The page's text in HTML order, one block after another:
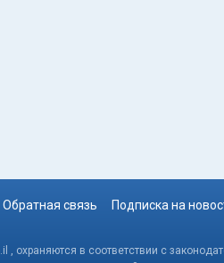
Обратная связь Подписка на
охраняются в соответствии с